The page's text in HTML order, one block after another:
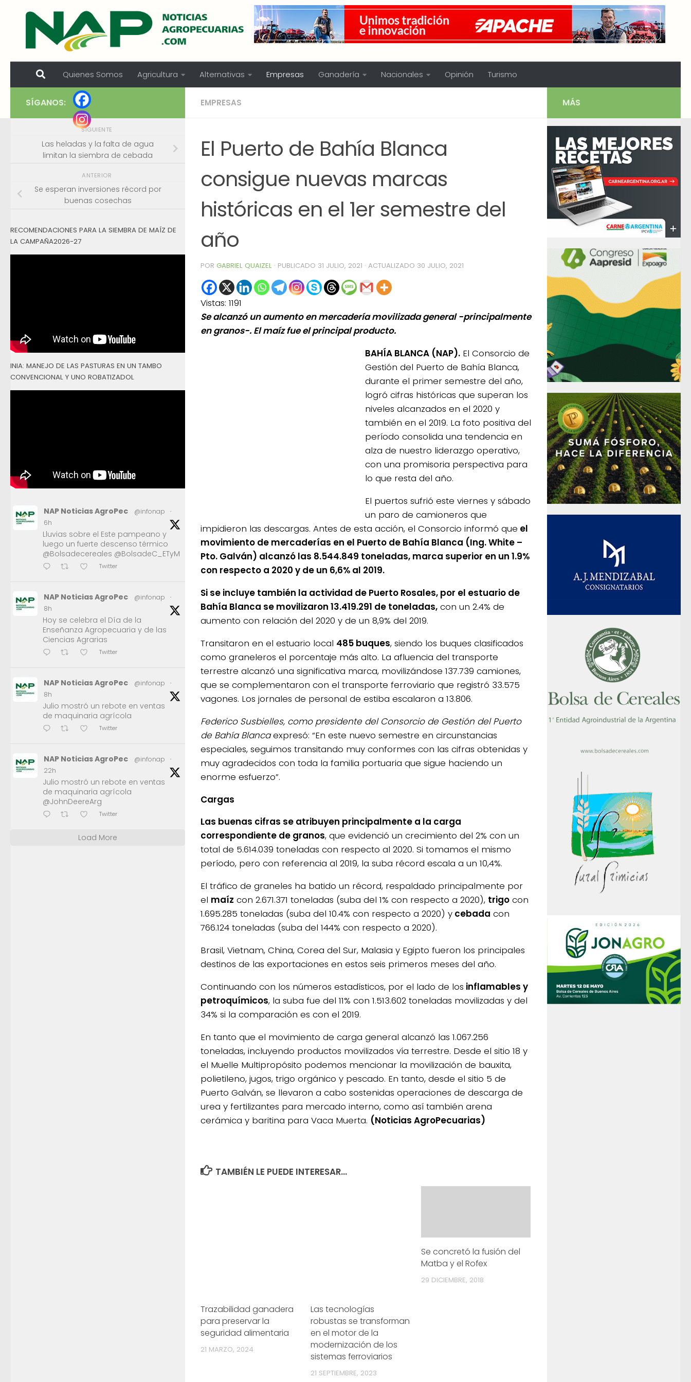
Skip to content
Quienes Somos Agricultura Alternativas Empresas Ganadería Nacionales Opinión Turismo
EMPRESAS
El Puerto de Bahía Blanca
consigue nuevas marcas
históricas en el 1er semestre del
año
POR GABRIEL QUAIZEL · PUBLICADO 31 JULIO, 2021 · ACTUALIZADO 30 JULIO, 2021
Vistas: 1191
Se alcanzó un aumento en mercadería movilizada general -principalmente
en granos-. El maíz fue el principal producto.
BAHÍA BLANCA (NAP). El Consorcio de
Gestión del Puerto de Bahía Blanca,
durante el primer semestre del año,
logró cifras históricas que superan los
niveles alcanzados en el 2020 y
también en el 2019. La foto positiva del
período consolida una tendencia en
alza de nuestro liderazgo operativo,
con una promisoria perspectiva para
lo que resta del año.
El puertos sufrió este viernes y sábado
un paro de camioneros que
impidieron las descargas. Antes de esta acción, el Consorcio informó que el
movimiento de mercaderías en el Puerto de Bahía Blanca (Ing. White –
Pto. Galván) alcanzó las 8.544.849 toneladas, marca superior en un 1.9%
con respecto a 2020 y de un 6,6% al 2019.
Si se incluye también la actividad de Puerto Rosales, por el estuario de
Bahía Blanca se movilizaron 13.419.291 de toneladas, con un 2.4% de
aumento con relación del 2020 y de un 8,9% del 2019.
Transitaron en el estuario local 485 buques, siendo los buques clasificados
como graneleros el porcentaje más alto. La afluencia del transporte
terrestre alcanzó una significativa marca, movilizándose 137.739 camiones,
que se complementaron con el transporte ferroviario que registró 33.575
vagones. Los jornales de personal de estiba escalaron a 13.806.
Federico Susbielles, como presidente del Consorcio de Gestión del Puerto
de Bahía Blancaexpresó: “En este nuevo semestre en circunstancias
especiales, seguimos transitando muy conformes con las cifras obtenidas y
muy agradecidos con toda la familia portuaria que sigue haciendo un
enorme esfuerzo”.
Cargas
Las buenas cifras se atribuyen principalmente a la carga
correspondiente de granos, que evidenció un crecimiento del 2% con un
total de 5.614.039 toneladas con respecto al 2020. Si tomamos el mismo
período, pero con referencia al 2019, la suba récord escala a un 10,4%.
El tráfico de graneles ha batido un récord, respaldado principalmente por
el maíz con 2.671.371 toneladas (suba del 1% con respecto a 2020), trigo con
1.695.285 toneladas (suba del 10.4% con respecto a 2020) y cebada con
766.124 toneladas (suba del 144% con respecto a 2020).
Brasil, Vietnam, China, Corea del Sur, Malasia y Egipto fueron los principales
destinos de las exportaciones en estos seis primeros meses del año.
Continuando con los números estadísticos, por el lado de los inflamables y
petroquímicos, la suba fue del 11% con 1.513.602 toneladas movilizadas y del
34% si la comparación es con el 2019.
En tanto que el movimiento de carga general alcanzó las 1.067.256
toneladas, incluyendo productos movilizados vía terrestre. Desde el sitio 18 y
el Muelle Multipropósito podemos mencionar la movilización de bauxita,
polietileno, jugos, trigo orgánico y pescado. En tanto, desde el sitio 5 de
Puerto Galván, se llevaron a cabo sostenidas operaciones de descarga de
urea y fertilizantes para mercado interno, como así también arena
cerámica y baritina para Vaca Muerta. (Noticias AgroPecuarias)
TAMBIÉN LE PUEDE INTERESAR...
Trazabilidad ganadera
para preservar la
seguridad alimentaria
21 MARZO, 2024
Las tecnologías
robustas se transforman
en el motor de la
modernización de los
sistemas ferroviarios
21 SEPTIEMBRE, 2023
Se concretó la fusión del
Matba y el Rofex
29 DICIEMBRE, 2018
SÍGANOS:
SIGUIENTE
Las heladas y la falta de agua
limitan la siembra de cebada
ANTERIOR
Se esperan inversiones récord por
buenas cosechas
RECOMENDACIONES PARA LA SIEMBRA DE MAÍZ DE
LA CAMPAÑA2026-27
INIA: MANEJO DE LAS PASTURAS EN UN TAMBO
CONVENCIONAL Y UNO ROBATIZADOL
NAP Noticias AgroPec @infonap
·
6h
Lluvias sobre el Este pampeano y
luego un fuerte descenso térmico
@Bolsadecereales @BolsadeC_ETyM
Twitter
NAP Noticias AgroPec @infonap
·
8h
Hoy se celebra el Día de la
Enseñanza Agropecuaria y de las
Ciencias Agrarias
Twitter
NAP Noticias AgroPec @infonap
·
8h
Julio mostró un rebote en ventas
de maquinaria agrícola
Twitter
NAP Noticias AgroPec @infonap
·
22h
Julio mostró un rebote en ventas
de maquinaria agrícola
@JohnDeereArg
Twitter
Load More
MÁS